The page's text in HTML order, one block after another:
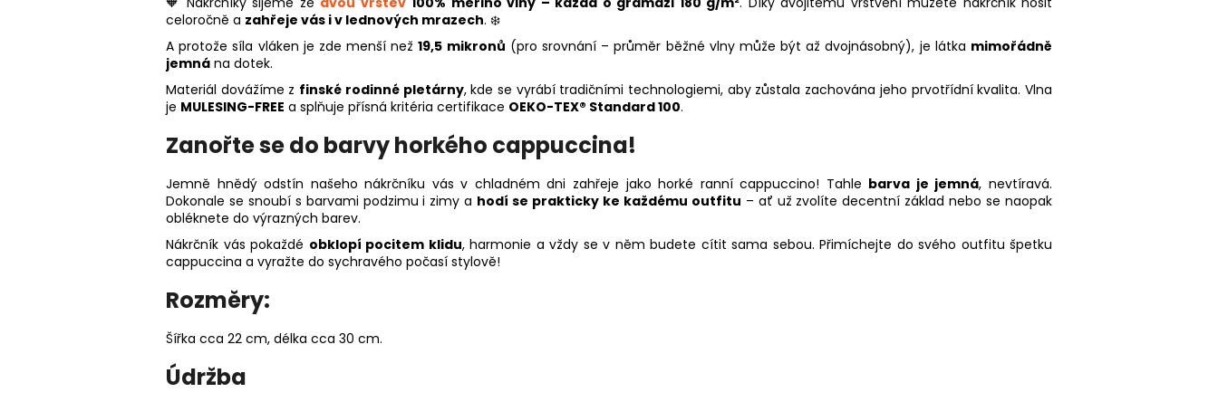
celoročně a zahřeje vás i v lednových mrazech. ❄️
A protože síla vláken je zde menší než19,5 mikronů (pro srovnání – průměr běžné vlny může být až dvojnásobný), je látka mimořádně
jemná na dotek.
Materiál dovážíme z finské rodinné pletárny, kde se vyrábí tradičními technologiemi, aby zůstala zachována jeho prvotřídní kvalita. Vlna
je MULESING-FREE a splňuje přísná kritéria certifikace OEKO-TEX® Standard 100.
Zanořte se do barvy horkého cappuccina!
Jemně hnědý odstín našeho nákrčníku vás v chladném dni zahřeje jako horké ranní cappuccino! Tahle barva je jemná, nevtíravá.
Dokonale se snoubí s barvami podzimu i zimy a hodí se prakticky ke každému outfitu – ať už zvolíte decentní základ nebo se naopak
obléknete do výrazných barev.
Nákrčník vás pokaždé obklopí pocitem klidu, harmonie a vždy se v něm budete cítit sama sebou. Přimíchejte do svého outfitu špetku
cappuccina a vyražte do sychravého počasí stylově!
Rozměry:
Šířka cca 22 cm, délka cca 30 cm.
Údržba